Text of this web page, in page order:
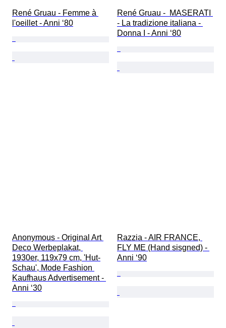
René Gruau - Femme à
l'oeillet - Anni ‘80
René Gruau -  MASERATI
- La tradizione italiana -
Donna I - Anni ‘80
Anonymous - Original Art
Deco Werbeplakat,
1930er, 119x79 cm, 'Hut-
Schau', Mode Fashion
Kaufhaus Advertisement -
Anni ‘30
Razzia - AIR FRANCE,
FLY ME (Hand sisgned) -
Anni ‘90